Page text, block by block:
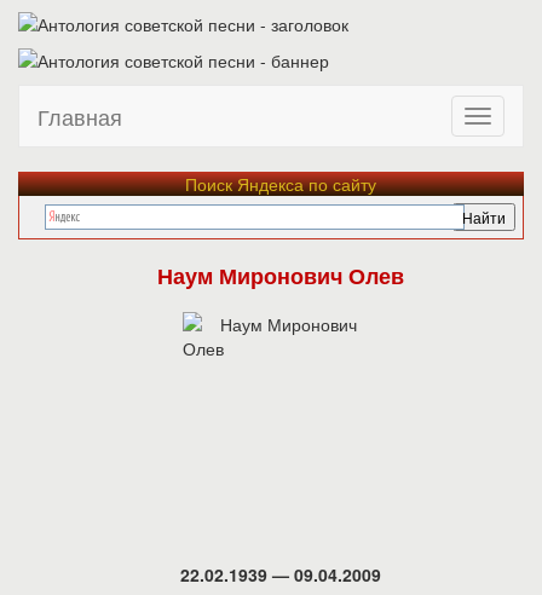
Главная
Поиск Яндекса по сайту
Наум Миронович Олев
22.02.1939 — 09.04.2009